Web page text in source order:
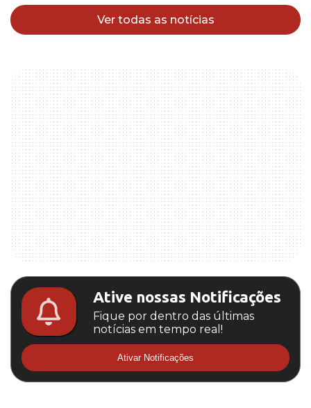
Ver todas as notícias
Ative nossas Notificações
Fique por dentro das últimas
notícias em tempo real!
Ativar Notificações